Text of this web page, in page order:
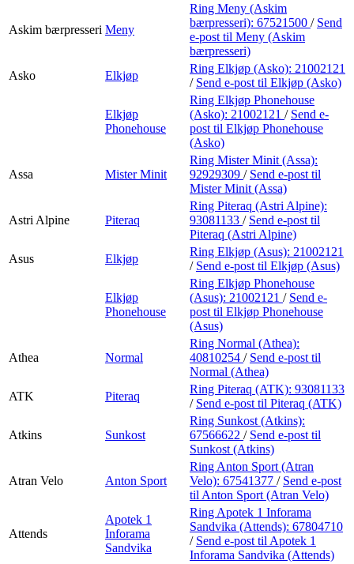
Askim bærpresseri Meny
Ring Meny (Askim
bærpresseri): 67521500 / Send
e-post til Meny (Askim
bærpresseri)
Asko
Elkjøp
Ring Elkjøp (Asko): 21002121
/ Send e-post til Elkjøp (Asko)
Elkjøp
Phonehouse
Ring Elkjøp Phonehouse
(Asko): 21002121 / Send e-
post til Elkjøp Phonehouse
(Asko)
Assa Mister Minit
Ring Mister Minit (Assa):
92929309 / Send e-post til
Mister Minit (Assa)
Astri Alpine Piteraq
Ring Piteraq (Astri Alpine):
93081133 / Send e-post til
Piteraq (Astri Alpine)
Asus
Elkjøp
Ring Elkjøp (Asus): 21002121
/ Send e-post til Elkjøp (Asus)
Elkjøp
Phonehouse
Ring Elkjøp Phonehouse
(Asus): 21002121 / Send e-
post til Elkjøp Phonehouse
(Asus)
Athea Normal
Ring Normal (Athea):
40810254 / Send e-post til
Normal (Athea)
ATK
Piteraq
Ring Piteraq (ATK): 93081133
/ Send e-post til Piteraq (ATK)
Atkins Sunkost
Ring Sunkost (Atkins):
67566622 / Send e-post til
Sunkost (Atkins)
Atran Velo Anton Sport
Ring Anton Sport (Atran
Velo): 67541377 / Send e-post
til Anton Sport (Atran Velo)
Attends
Apotek 1
Inforama
Sandvika
Ring Apotek 1 Inforama
Sandvika (Attends): 67804710
/ Send e-post til Apotek 1
Inforama Sandvika (Attends)